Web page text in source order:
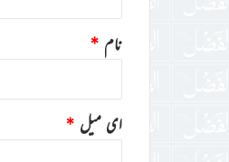
نام *
ای میل *